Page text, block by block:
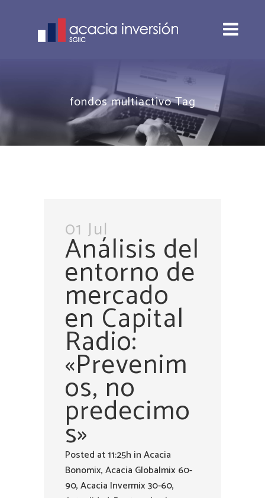
fondos multiactivo Tag
01 Jul
Análisis del
entorno de
mercado
en Capital
Radio:
«Prevenim
os, no
predecimo
s»
Posted at 11:25h inAcacia
Bonomix,Acacia Globalmix 60-
90,Acacia Invermix 30-60,